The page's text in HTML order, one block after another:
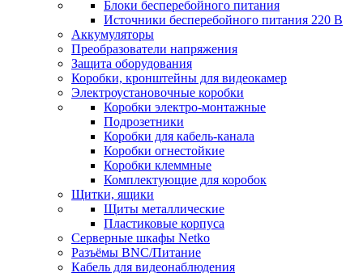
Блоки бесперебойного питания
Источники бесперебойного питания 220 В
Аккумуляторы
Преобразователи напряжения
Защита оборудования
Коробки, кронштейны для видеокамер
Электроустановочные коробки
Коробки электро-монтажные
Подрозетники
Коробки для кабель-канала
Коробки огнестойкие
Коробки клеммные
Комплектующие для коробок
Щитки, ящики
Щиты металлические
Пластиковые корпуса
Серверные шкафы Netko
Разъёмы BNC/Питание
Кабель для видеонаблюдения